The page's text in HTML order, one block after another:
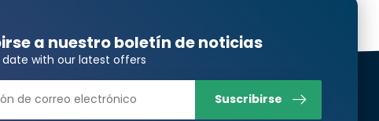
a nuestro boletín de noticias
with our latest offers
Suscribirse